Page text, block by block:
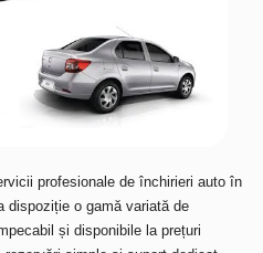
profesionale de închirieri auto în
dispoziție o gamă variată de
și disponibile la prețuri